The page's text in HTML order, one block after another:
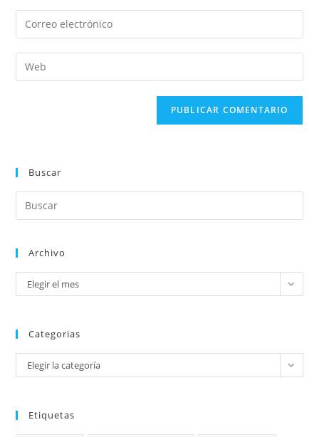
Buscar
Archivo
Elegir el mes
Categorias
Elegir la categoría
Etiquetas